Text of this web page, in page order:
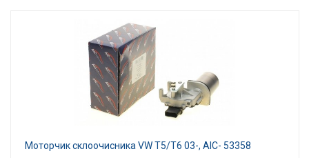
Моторчик склоочисника VW T5/T6 03-, AIC- 53358